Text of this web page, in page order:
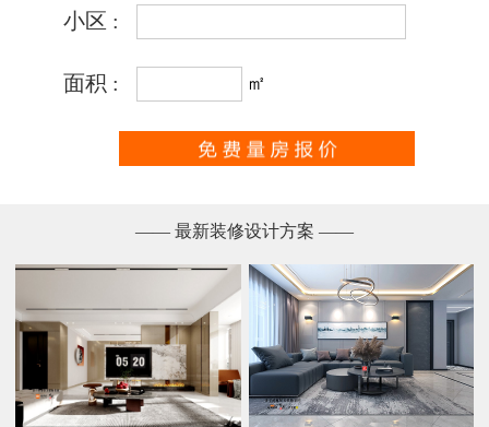
—— 最新装修设计方案 ——